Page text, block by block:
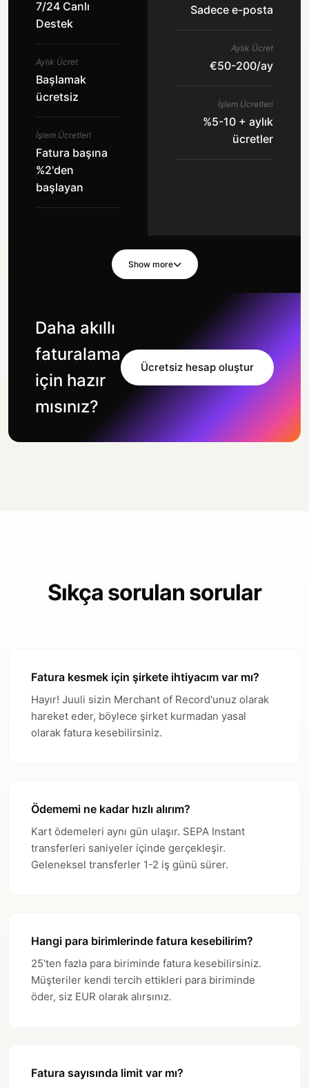
7/24 Canlı
Destek
Aylık Ücret
Başlamak
ücretsiz
İşlem Ücretleri
Fatura başına
%2'den
başlayan
Sadece e-posta
Aylık Ücret
€50-200/ay
İşlem Ücretleri
%5-10 + aylık
ücretler
Show more
Daha akıllı
faturalama
için hazır
mısınız?
Ücretsiz hesap oluştur
Sıkça sorulan sorular
Fatura kesmek için şirkete ihtiyacım var mı?
Hayır! Juuli sizin Merchant of Record'unuz olarak
hareket eder, böylece şirket kurmadan yasal
olarak fatura kesebilirsiniz.
Ödememi ne kadar hızlı alırım?
Kart ödemeleri aynı gün ulaşır. SEPA Instant
transferleri saniyeler içinde gerçekleşir.
Geleneksel transferler 1-2 iş günü sürer.
Hangi para birimlerinde fatura kesebilirim?
25'ten fazla para biriminde fatura kesebilirsiniz.
Müşteriler kendi tercih ettikleri para biriminde
öder, siz EUR olarak alırsınız.
Fatura sayısında limit var mı?